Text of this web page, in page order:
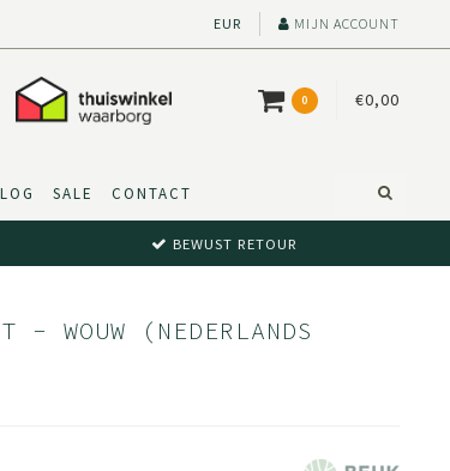
EUR MIJN ACCOUNT
0 €0,00
SALE CONTACT
BEWUST RETOUR
- WOUW (NEDERLANDS